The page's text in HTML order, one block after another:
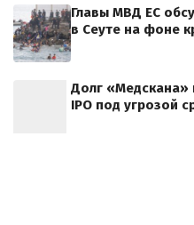
Главы МВД ЕС
в Сеуте на фоне
Долг «Медскана»
IPO под угрозой